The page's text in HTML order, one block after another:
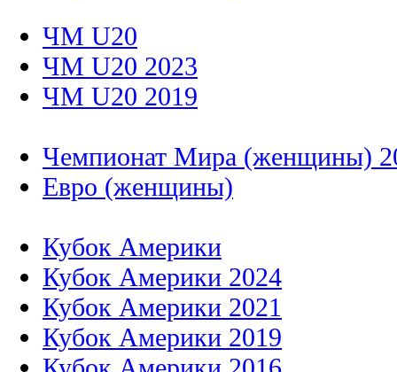
ЧМ U20
ЧМ U20 2023
ЧМ U20 2019
Чемпионат Мира (женщины)
Евро (женщины)
Кубок Америки
Кубок Америки 2024
Кубок Америки 2021
Кубок Америки 2019